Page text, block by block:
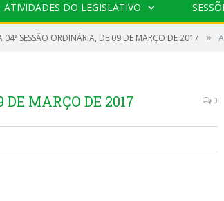
ATIVIDADES DO LEGISLATIVO
04ª SESSÃO ORDINÁRIA, DE 09 DE MARÇO DE 2017 »
MARÇO DE 2017 0